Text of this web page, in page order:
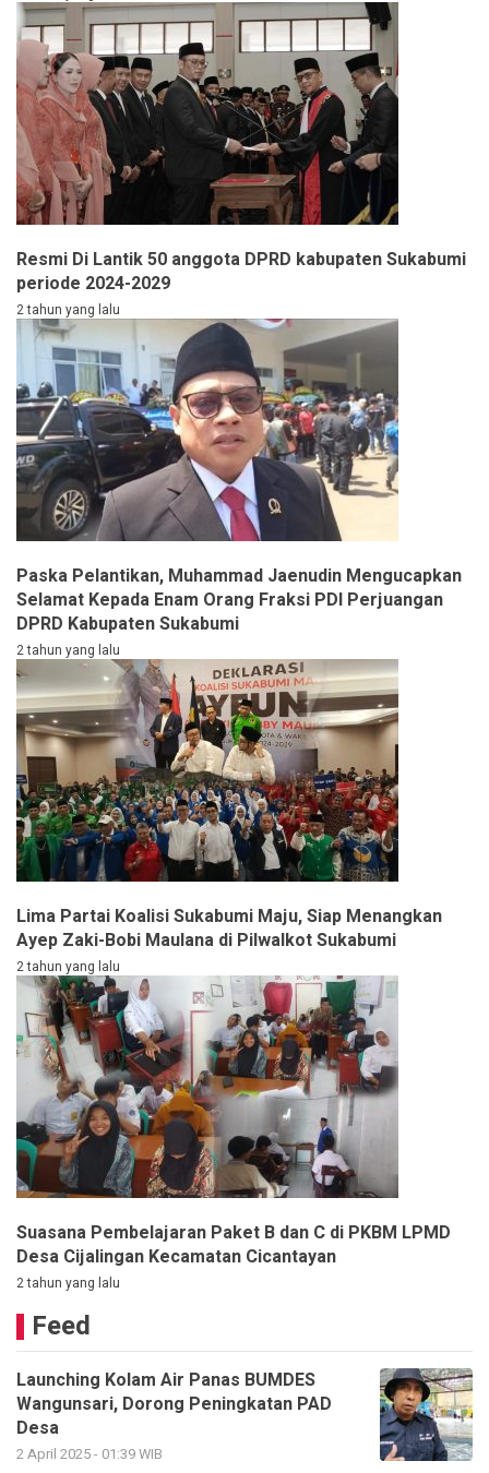
Resmi Di Lantik 50 anggota DPRD kabupaten Sukabumi
periode 2024-2029
2 tahun yang lalu
Paska Pelantikan, Muhammad Jaenudin Mengucapkan
Selamat Kepada Enam Orang Fraksi PDI Perjuangan
DPRD Kabupaten Sukabumi
2 tahun yang lalu
Lima Partai Koalisi Sukabumi Maju, Siap Menangkan
Ayep Zaki-Bobi Maulana di Pilwalkot Sukabumi
2 tahun yang lalu
Suasana Pembelajaran Paket B dan C di PKBM LPMD
Desa Cijalingan Kecamatan Cicantayan
2 tahun yang lalu
Feed
Launching Kolam Air Panas BUMDES
Wangunsari, Dorong Peningkatan PAD
Desa
2 April 2025 - 01:39 WIB